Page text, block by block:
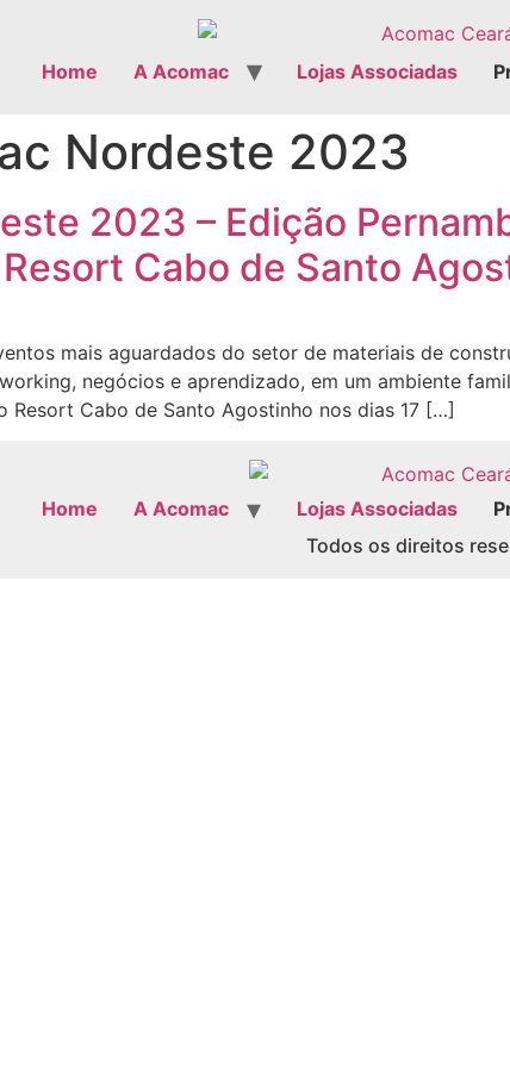
Home A Acomac Lojas Associadas
Nordeste 2023
2023 – Edição
Cabo de Santo
mais aguardados do setor de materiais de
negócios e aprendizado, em um ambiente
Resort Cabo de Santo Agostinho nos dias 17 […]
Home A Acomac Lojas Associadas
Todos os direitos